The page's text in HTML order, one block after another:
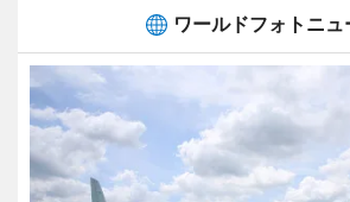
ワールドフォトニュ